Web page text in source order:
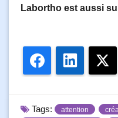
Labortho est aussi
FacebookLinkedIn
Tags: attention